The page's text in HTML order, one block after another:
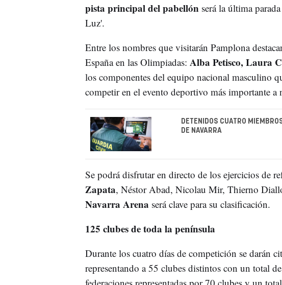
pista principal del pabellón será la última
Luz'.
Entre los nombres que visitarán Pamplona
España en las Olimpiadas: Alba Petisco, Laura
los componentes del equipo nacional masculino
competir en el evento deportivo más importante
DETENIDOS CUATRO
DE NAVARRA
Se podrá disfrutar en directo de los ejercicios de
Zapata, Néstor Abad, Nicolau Mir, Thierno
Navarra Arena será clave para su clasificación.
125 clubes de toda la península
Durante los cuatro días de competición se darán
representando a 55 clubes distintos con un total